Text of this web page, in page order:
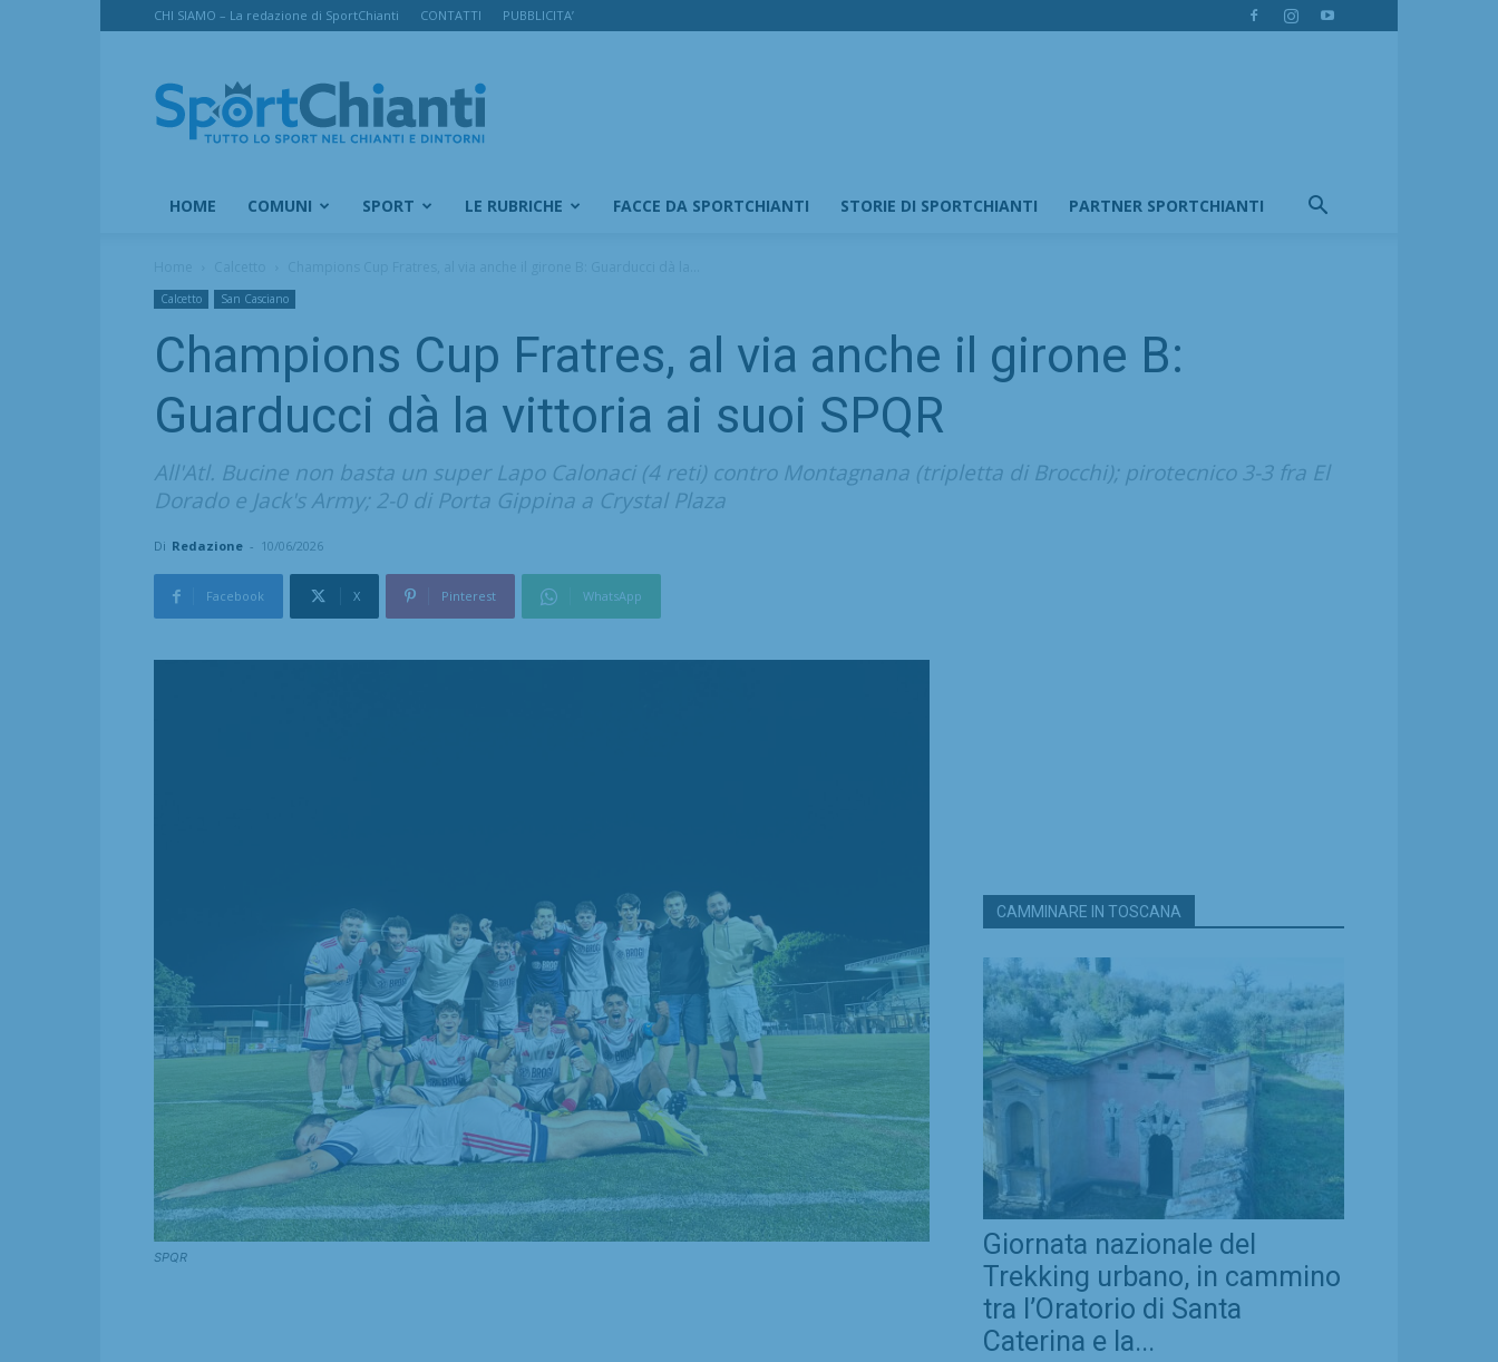
CHI SIAMO – La redazione di SportChianti CONTATTI PUBBLICITA’
SportChianti
HOME COMUNI SPORT LE RUBRICHE FACCE DA SPORTCHIANTI STORIE DI SPORTCHIANTI PARTNER SPORTCHIANTI
Calcetto San Casciano
Champions Cup Fratres, al via anche il girone B:
Guarducci dà la vittoria ai suoi SPQR
All'Atl. Bucine non basta un super Lapo Calonaci (4 reti) contro Montagnana (tripletta di Brocchi); pirotecnico 3-3 fra El
Dorado e Jack's Army; 2-0 di Porta Gippina a Crystal Plaza
Di Redazione - 10/06/2026
Facebook X Pinterest WhatsApp
SPQR
CAMMINARE IN TOSCANA
Giornata nazionale del
Trekking urbano, in cammino
tra l’Oratorio di Santa
Caterina e la...